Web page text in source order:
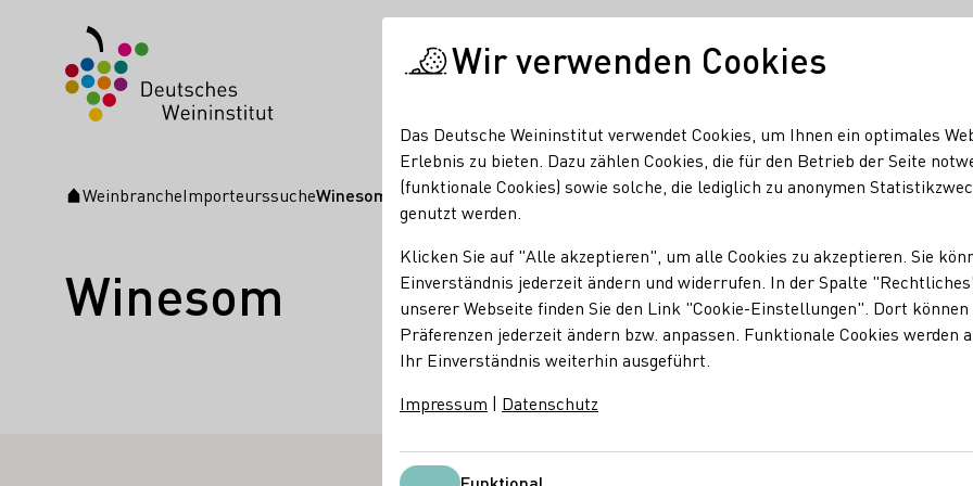
Startseite
WeinbrancheImporteurssucheWinesom
Winesom
Land
Niederlande
Wir verwenden Cookies
Das Deutsche Weininstitut verwendet Cookies, um Ihnen ein optimales
Erlebnis zu bieten. Dazu zählen Cookies, die für den Betrieb der Seite
(funktionale Cookies) sowie solche, die lediglich zu anonymen
genutzt werden.
Klicken Sie auf "Alle akzeptieren", um alle Cookies zu akzeptieren. Sie
Einverständnis jederzeit ändern und widerrufen. In der Spalte
unserer Webseite finden Sie den Link "Cookie-Einstellungen". Dort können
Präferenzen jederzeit ändern bzw. anpassen. Funktionale Cookies werden
Ihr Einverständnis weiterhin ausgeführt.
Impressum | Datenschutz